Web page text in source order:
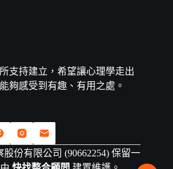
支持建立，希望讓心理學走出
夠感受到有趣、有用之處。
股份有限公司 (90662254) 保留一